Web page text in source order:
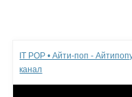
IT POP • Айти-поп -
канал